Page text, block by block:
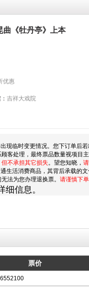
曲《牡丹亭》上本
优惠
吉祥大戏院
现临时变更情况。您下订单后
客处理，最终票品数量视项目
不承担其它损失。望您知晓，
生活消费商品，其背后承载的
法为您办理退换票。 请谨慎下单
细信息。
票价